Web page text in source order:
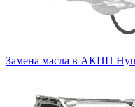
Замена масла в АКПП